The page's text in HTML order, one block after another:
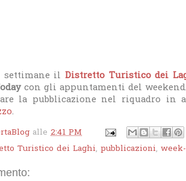
settimane il Distretto Turistico dei
con gli appuntamenti del weekend.
la pubblicazione nel riquadro in
.
alle 2:41 PM
Turistico dei Laghi, pubblicazioni,